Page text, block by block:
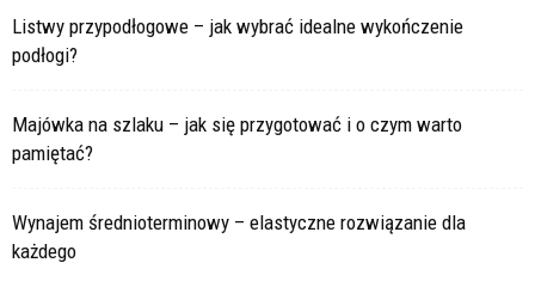
Listwy przypodłogowe – jak wybrać idealne wykończenie
podłogi?
Majówka na szlaku – jak się przygotować i o czym warto
pamiętać?
Wynajem średnioterminowy – elastyczne rozwiązanie dla
każdego